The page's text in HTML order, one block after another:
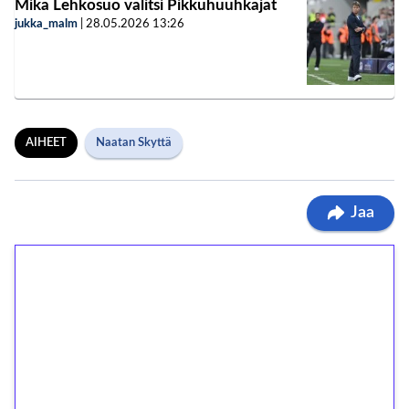
Mika Lehkosuo valitsi Pikkuhuuhkajat
jukka_malm 28.05.2026 13:26
AIHEET Naatan Skyttä
Jaa